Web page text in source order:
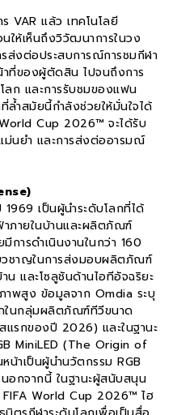
VAR แล้ว เทคโนโลยี
ให้เห็นถึงวิวัฒนาการในวง
ส่งต่อประสบการณ์การชมกีฬา
ที่ของผู้ตัดสิน ไปจนถึงการ
ก และการรับชมของแฟน
ำสมัยนี้กำลังช่วยให้มั่นใจได้
Cup 2026™ จะได้รับ
ม่นยำ และการส่งต่ออารมณ์
เป็นผู้นำระดับโลกที่ได้
าภายในบ้านและผลิตภัณฑ์
การดำเนินงานในกว่า 160
วชาญในการส่งมอบผลิตภัณฑ์
น และโซลูชันด้านไอทีอัจฉริยะ
พสูง ข้อมูลจาก Omdia ระบุ
ในกลุ่มผลิตภัณฑ์ทีวีขนาด
รกของปี 2026) และในฐานะ
MiniLED (The Origin of
น้าเป็นผู้นำนวัตกรรม RGB
อกจากนี้ ในฐานะผู้สนับสนุน
FIFA World Cup 2026™ ไฮ